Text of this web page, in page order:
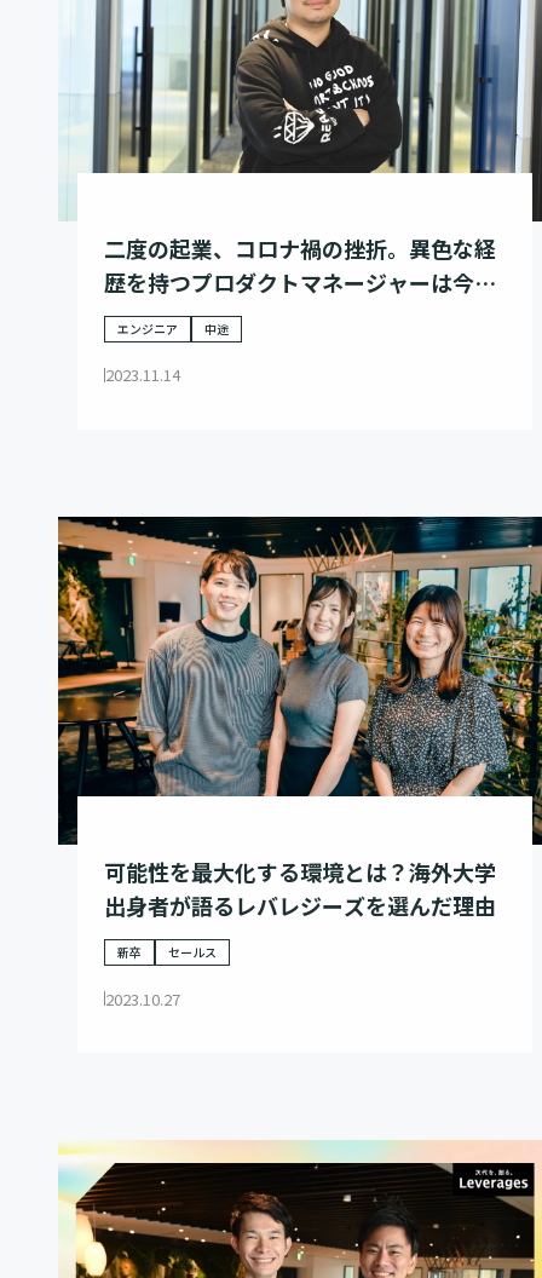
二度の起業、コロナ禍の挫折。異色な経
歴を持つプロダクトマネージャーは今、
メガベンチャーの中枢で事業創りに奮闘
する。
エンジニア 中途
2023.11.14
可能性を最大化する環境とは？海外大学
出身者が語るレバレジーズを選んだ理由
新卒 セールス
2023.10.27